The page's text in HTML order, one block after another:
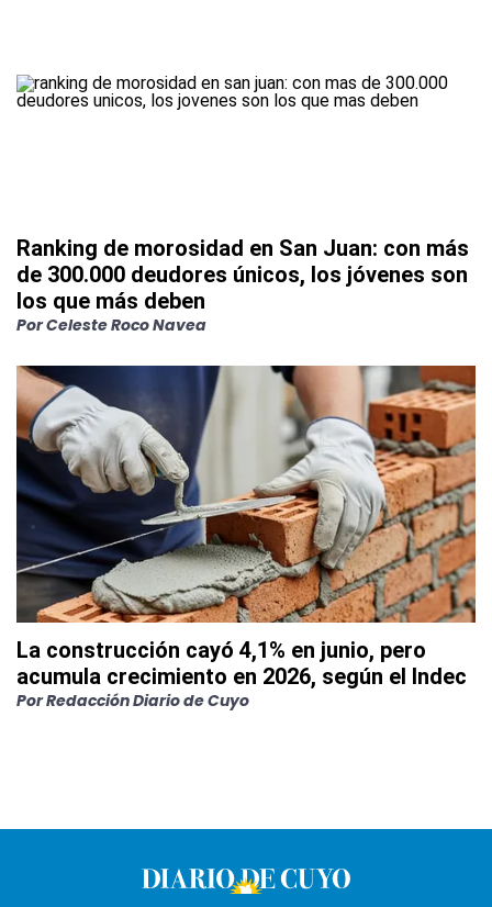
Ranking de morosidad en San Juan: con más
de 300.000 deudores únicos, los jóvenes son
los que más deben
PorCeleste Roco Navea
La construcción cayó 4,1% en junio, pero
acumula crecimiento en 2026, según el Indec
PorRedacción Diario de Cuyo